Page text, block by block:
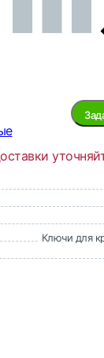
Ключи для